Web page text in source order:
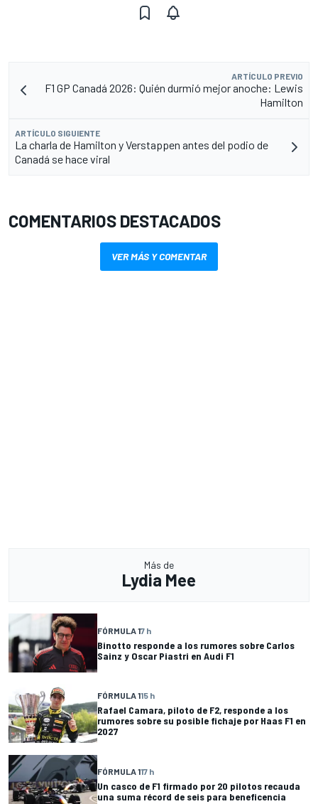
ARTÍCULO PREVIO
F1 GP Canadá 2026: Quién durmió mejor anoche: Lewis
Hamilton
ARTÍCULO SIGUIENTE
La charla de Hamilton y Verstappen antes del podio de
Canadá se hace viral
COMENTARIOS DESTACADOS
VER MÁS Y COMENTAR
Más de
Lydia Mee
FÓRMULA 17 h
Binotto responde a los rumores sobre Carlos
Sainz y Oscar Piastri en Audi F1
FÓRMULA 115 h
Rafael Camara, piloto de F2, responde a los
rumores sobre su posible fichaje por Haas F1 en
2027
FÓRMULA 117 h
Un casco de F1 firmado por 20 pilotos recauda
una suma récord de seis para beneficencia